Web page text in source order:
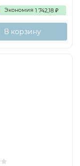
Экономия 1 742,18 ₽
В корзину